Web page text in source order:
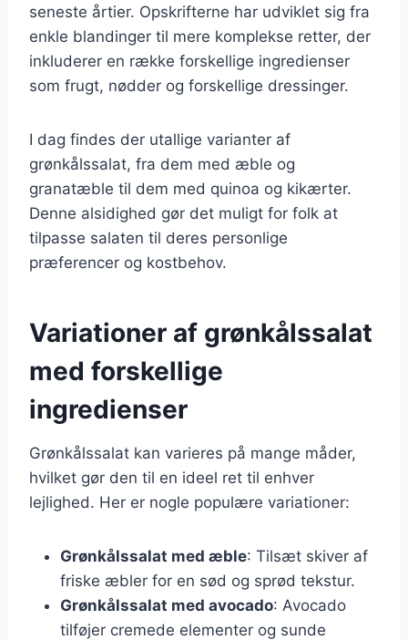
seneste årtier. Opskrifterne har udviklet sig fra
enkle blandinger til mere komplekse retter, der
inkluderer en række forskellige ingredienser
som frugt, nødder og forskellige dressinger.
I dag findes der utallige varianter af
grønkålssalat, fra dem med æble og
granatæble til dem med quinoa og kikærter.
Denne alsidighed gør det muligt for folk at
tilpasse salaten til deres personlige
præferencer og kostbehov.
Variationer af grønkålssalat
med forskellige
ingredienser
Grønkålssalat kan varieres på mange måder,
hvilket gør den til en ideel ret til enhver
lejlighed. Her er nogle populære variationer:
Grønkålssalat med æble: Tilsæt skiver af
friske æbler for en sød og sprød tekstur.
Grønkålssalat med avocado: Avocado
tilføjer cremede elementer og sunde